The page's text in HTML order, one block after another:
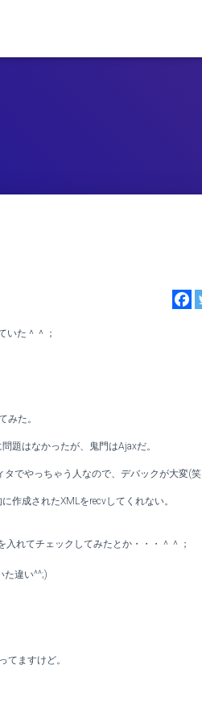
いた＾＾；
みた。
題はなかったが、鬼門はAjaxだ。
でやっちゃう人なので、デバックが大変(笑
作成されたXMLをrecvしてくれない。
れてチェックしてみたとか・・・＾＾；
た違い^^;)
てますけど。